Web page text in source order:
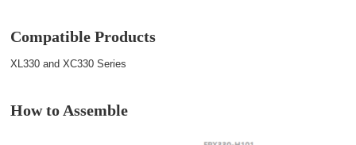
Compatible Products
XL330 and XC330 Series
How to Assemble